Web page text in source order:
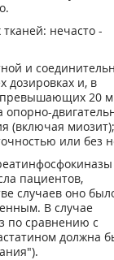
нечасто -
и
дозировках и, в
превышающих 20
опорно-
(включая миозит);
или без
пациентов,
случаев оно
В случае
по сравнению с
должна